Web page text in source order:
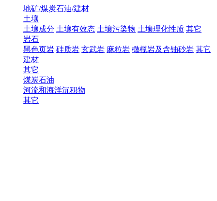
地矿/煤炭石油/建材
土壤
土壤成分 土壤有效态 土壤污染物 土壤理化性质 其它
岩石
黑色页岩 硅质岩 玄武岩 麻粒岩 橄榄岩及含铀砂岩 其它
建材
其它
煤炭石油
河流和海洋沉积物
其它